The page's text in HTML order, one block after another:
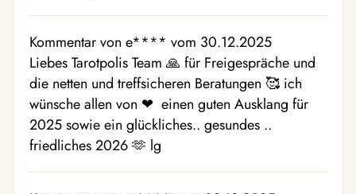
Kommentar von e**** vom 30.12.2025
Liebes Tarotpolis Team 🙏 für Freigespräche und
die netten und treffsicheren Beratungen 🥰 ich
wünsche allen von ❤ ️ einen guten Ausklang für
2025 sowie ein glückliches.. gesundes ..
friedliches 2026 🫶 lg